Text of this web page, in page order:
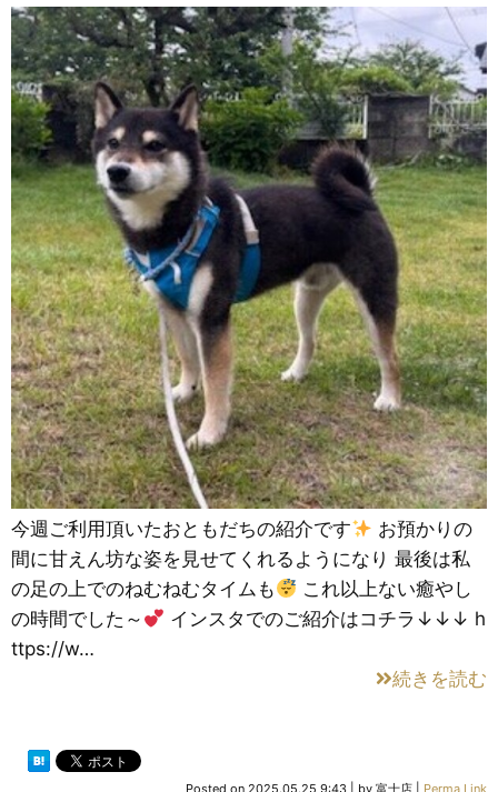
今週ご利用頂いたおともだちの紹介です
お預かりの
間に甘えん坊な姿を見せてくれるようになり 最後は私
の足の上でのねむねむタイムも
これ以上ない癒やし
の時間でした～
インスタでのご紹介はコチラ↓↓↓ h
ttps://w…
続きを読む